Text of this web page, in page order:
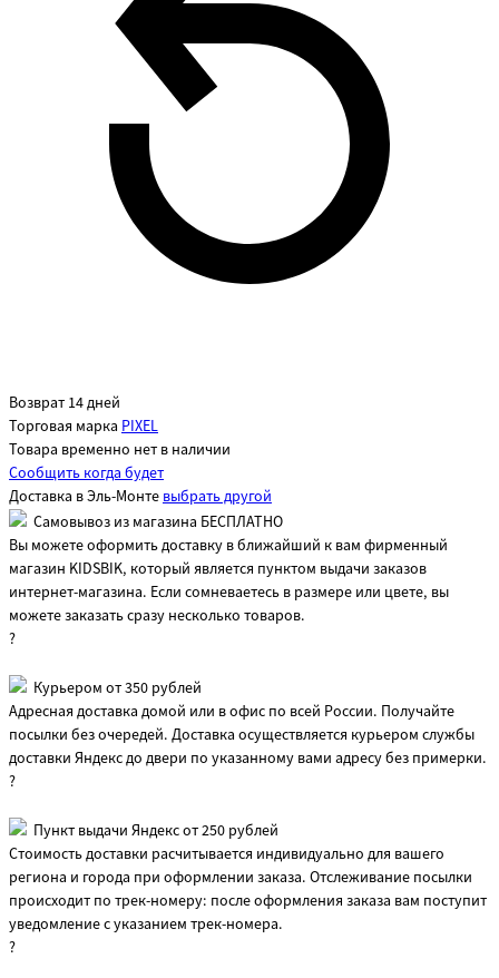
Возврат 14 дней
Торговая марка PIXEL
Товара временно нет в наличии
Сообщить когда будет
Доставка вЭль-Монтевыбрать другой
Самовывоз из магазина БЕСПЛАТНО
Вы можете оформить доставку в ближайший к вам фирменный
магазин KIDSBIK, который является пунктом выдачи заказов
интернет-магазина. Если сомневаетесь в размере или цвете, вы
можете заказать сразу несколько товаров.
?
Курьером от 350 рублей
Адресная доставка домой или в офис по всей России. Получайте
посылки без очередей. Доставка осуществляется курьером службы
доставки Яндекс до двери по указанному вами адресу без примерки.
?
Пункт выдачи Яндекс от 250 рублей
Стоимость доставки расчитывается индивидуально для вашего
региона и города при оформлении заказа. Отслеживание посылки
происходит по трек-номеру: после оформления заказа вам поступит
уведомление с указанием трек-номера.
?